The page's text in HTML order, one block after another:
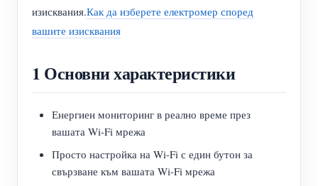
Домашна автоматизация
Обучително видео
ЧЗВ
Блогове
Разгледайте
Програма за награди
Контакт
изисквания.Как да изберете електромер според
вашите изисквания
1 Основни характеристики
Енергиен мониторинг в реално време през
вашата Wi-Fi мрежа
Просто настройка на Wi-Fi с един бутон за
свързване към вашата Wi-Fi мрежа